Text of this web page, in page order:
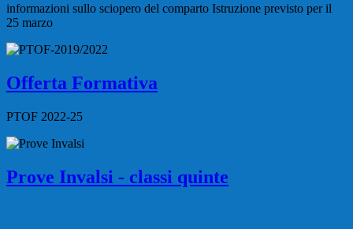
informazioni sullo sciopero del comparto Istruzione previsto per il
25 marzo
Offerta Formativa
PTOF 2022-25
Prove Invalsi - classi quinte